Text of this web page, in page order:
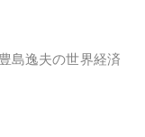
島逸夫の世界経済